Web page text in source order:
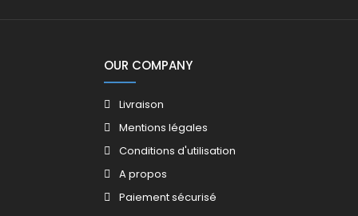
OUR COMPANY
Livraison
Mentions légales
Conditions d'utilisation
A propos
Paiement sécurisé